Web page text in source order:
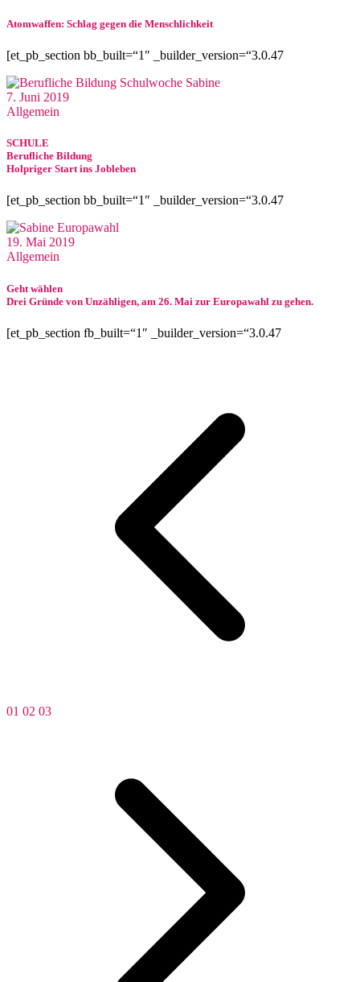
Atomwaffen: Schlag gegen die Menschlichkeit
[et_pb_section bb_built=“1″ _builder_version=“3.0.47
7. Juni 2019
Allgemein
SCHULE
Berufliche Bildung
Holpriger Start ins Jobleben
[et_pb_section bb_built=“1″ _builder_version=“3.0.47
19. Mai 2019
Allgemein
Geht wählen
Drei Gründe von Unzähligen, am 26. Mai zur Europawahl zu gehen.
[et_pb_section fb_built=“1″ _builder_version=“3.0.47
01 02 03